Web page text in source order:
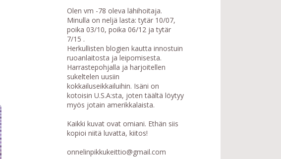
Olen vm -78 oleva lähihoitaja.
Minulla on neljä lasta: tytär 10/07,
poika 03/10, poika 06/12 ja tytär
7/15 .
Herkullisten blogien kautta innostuin
ruoanlaitosta ja leipomisesta.
Harrastepohjalla ja harjoitellen
sukeltelen uusiin
kokkailuseikkailuihin. Isäni on
kotoisin U.S.A:sta, joten täältä löytyy
myös jotain amerikkalaista.
Kaikki kuvat ovat omiani. Ethän siis
kopioi niitä luvatta, kiitos!
onnelinpikkukeittio@gmail.com